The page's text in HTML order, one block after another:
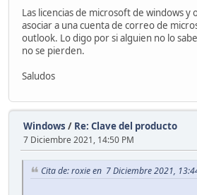
Las licencias de microsoft de windows y
asociar a una cuenta de correo de
outlook. Lo digo por si alguien no lo
no se pierden.
Saludos
Windows / Re: Clave del producto
7 Diciembre 2021, 14:50 PM
Cita de: roxie en 7 Diciembre 2021,